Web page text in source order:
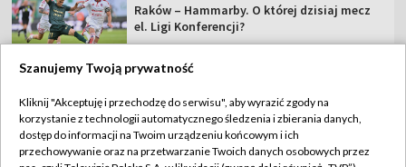
Raków – Hammarby. O której dzisiaj mecz
el. Ligi Konferencji?
TVP
Abonament TVP
Regulamin TVP
Szanujemy Twoją prywatność
Kliknij "Akceptuję i przechodzę do serwisu", aby wyrazić zgody na
korzystanie z technologii automatycznego śledzenia i zbierania danych,
dostęp do informacji na Twoim urządzeniu końcowym i ich
przechowywanie oraz na przetwarzanie Twoich danych osobowych przez